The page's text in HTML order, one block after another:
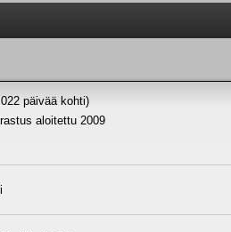
päivää kohti)
aloitettu 2009